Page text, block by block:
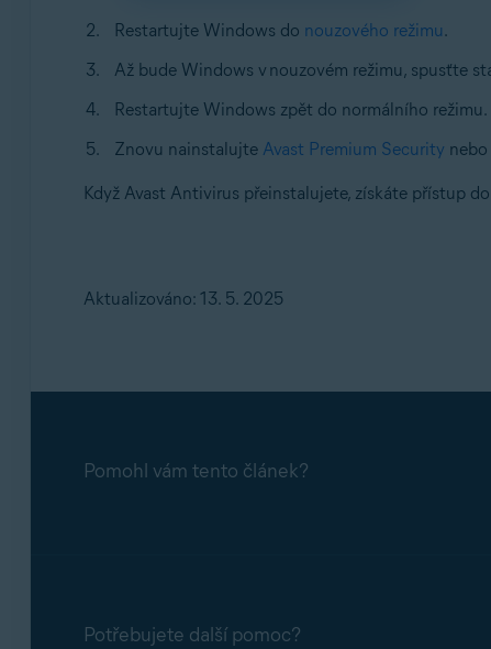
Restartujte Windows do nouzového režimu.
Až bude Windows v nouzovém režimu, spusťte
Restartujte Windows zpět do normálního režimu.
Znovu nainstalujte Avast Premium Security nebo
Když Avast Antivirus přeinstalujete, získáte přístup
Aktualizováno: 13. 5. 2025
Pomohl vám tento článek?
Potřebujete další pomoc?